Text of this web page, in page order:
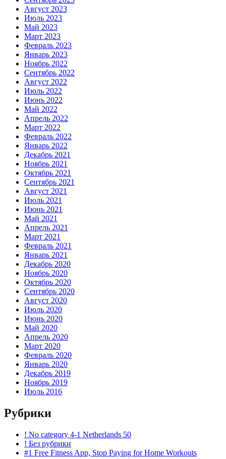
Август 2023
Июль 2023
Май 2023
Март 2023
Февраль 2023
Январь 2023
Ноябрь 2022
Сентябрь 2022
Август 2022
Июль 2022
Июнь 2022
Май 2022
Апрель 2022
Март 2022
Февраль 2022
Январь 2022
Декабрь 2021
Ноябрь 2021
Октябрь 2021
Сентябрь 2021
Август 2021
Июль 2021
Июнь 2021
Май 2021
Апрель 2021
Март 2021
Февраль 2021
Январь 2021
Декабрь 2020
Ноябрь 2020
Октябрь 2020
Сентябрь 2020
Август 2020
Июль 2020
Июнь 2020
Май 2020
Апрель 2020
Март 2020
Февраль 2020
Январь 2020
Декабрь 2019
Ноябрь 2019
Июль 2016
Рубрики
! No category 4-1 Netherlands 50
! Без рубрики
#1 Free Fitness App, Stop Paying for Home Workouts